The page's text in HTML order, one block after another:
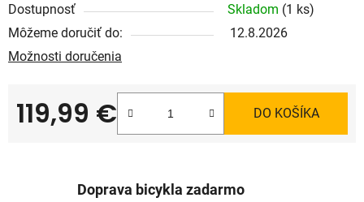
Dostupnosť Skladom (1 ks)
Môžeme doručiť do:
12.8.2026
Možnosti doručenia
119,99 € DO KOŠÍKA
Doprava bicykla zadarmo